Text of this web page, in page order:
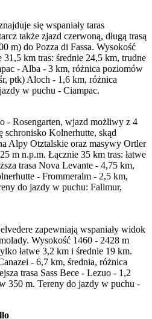
się wspaniały taras
także zjazd czerwoną, długą trasą
m) do Pozza di Fassa. Wysokość
km tras: średnie 24,5 km, trudne
- Alba - 3 km, różnica poziomów
ptk) Aloch - 1,6 km, różnica
w puchu - Ciampac.
- Rosengarten, wjazd możliwy z 4
schronisko Kolnerhutte, skąd
Alpy Otztalskie oraz masywy Ortler
m n.p.m. Łącznie 35 km tras: łatwe
trasa Nova Levante - 4,75 km,
- Frommeralm - 2,5 km,
do jazdy w puchu: Fallmur,
zapewniają wspaniały widok
Wysokość 1460 - 2428 m
łatwe 3,2 km i średnie 19 km.
- 6,7 km, średnia, różnica
trasa Sass Bece - Lezuo - 1,2
350 m. Tereny do jazdy w puchu -